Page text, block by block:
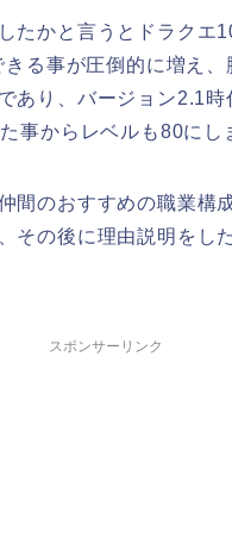
たかと言うとドラクエ
る事が圧倒的に増え、
あり、バージョン2.1時
事からレベルも80にし
間のおすすめの職業構
その後に理由説明をし
スポンサーリンク